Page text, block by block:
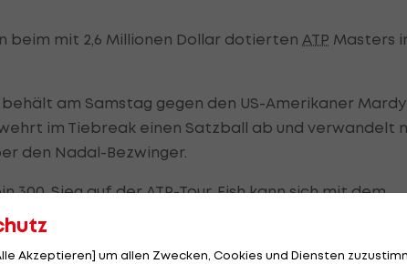
beim mit 2,6 Millionen Dollar dotierten ATP Masters
am Samstag gegen den US-Amerikaner Mardy
wehrt im Tiebreak einen Satzball ab und verwandelt
den Nadal-Bezwinger.
300. Sieg auf derATP-Tour. Fish kann sich mit dem
vor den
Akzeptieren] um allen Zwecken, Cookies und Diensten